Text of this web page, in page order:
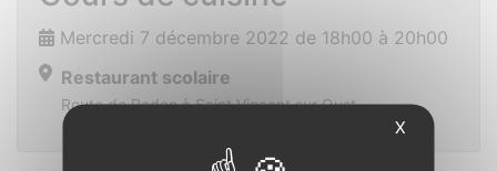
Mercredi 7 décembre 2022 de 18h00 à 20h00
Restaurant scolaire
Route de Redon à Saint Vincent sur Oust
X